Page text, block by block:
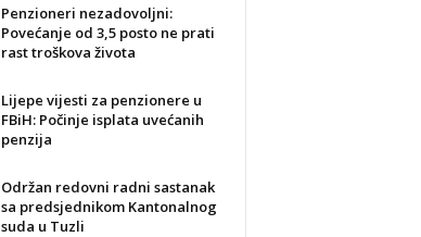
Penzioneri nezadovoljni:
Povećanje od 3,5 posto ne prati
rast troškova života
Lijepe vijesti za penzionere u
FBiH: Počinje isplata uvećanih
penzija
Održan redovni radni sastanak
sa predsjednikom Kantonalnog
suda u Tuzli